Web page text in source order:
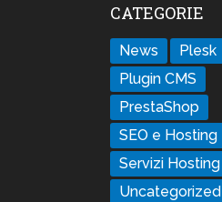
CATEGORIE
News
Plesk
Plugin CMS
PrestaShop
SEO e Hosting
Servizi Hosting
Uncategorized